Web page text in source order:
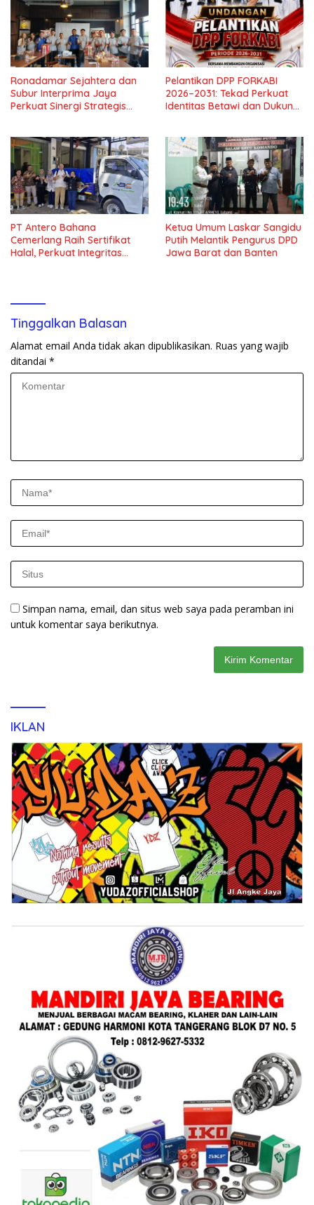
Ronadamar Sejahtera dan
Subur Interprima Jaya
Perkuat Sinergi Strategis
Pelantikan DPP FORKABI
2026–2031: Tekad Perkuat
Identitas Betawi dan Dukung
PT Antero Bahana
Cemerlang Raih Sertifikat
Halal, Perkuat Integritas
Ketua Umum Laskar Sangidu
Putih Melantik Pengurus DPD
Jawa Barat dan Banten
Tinggalkan Balasan
Alamat email Anda tidak akan dipublikasikan. Ruas yang wajib
ditandai *
Simpan nama, email, dan situs web saya pada peramban ini
untuk komentar saya berikutnya.
IKLAN